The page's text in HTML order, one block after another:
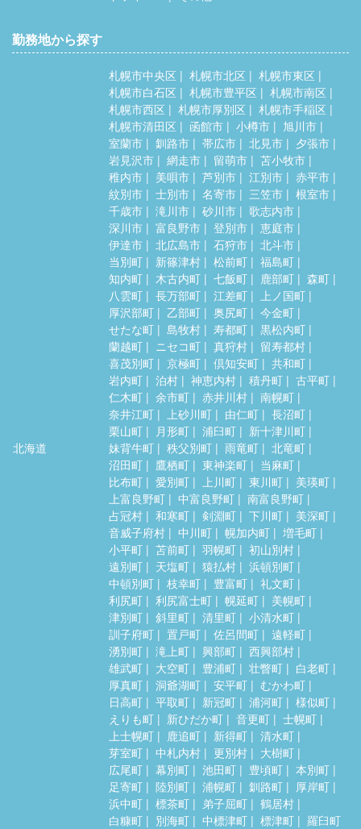
勤務地から探す
北海道
札幌市中央区 札幌市北区
札幌市東区
札幌市白石区
札幌市豊平区
札幌市南区
札幌市西区
札幌市厚別区
札幌市手稲区
札幌市清田区
函館市 小樽市
旭川市
室蘭市
釧路市 帯広市 北見市
夕張市
岩見沢市
網走市 留萌市
苫小牧市
稚内市
美唄市 芦別市 江別市
赤平市
紋別市
士別市 名寄市 三笠市
根室市
千歳市
滝川市 砂川市
歌志内市
深川市
富良野市 登別市
恵庭市
伊達市
北広島市 石狩市
北斗市
当別町
新篠津村 松前町
福島町
知内町
木古内町 七飯町 鹿部町
森町
八雲町
長万部町 江差町
上ノ国町
厚沢部町
乙部町 奥尻町
今金町
せたな町
島牧村 寿都町
黒松内町
蘭越町
ニセコ町 真狩村
留寿都村
喜茂別町
京極町 倶知安町
共和町
岩内町
泊村 神恵内村 積丹町
古平町
仁木町
余市町 赤井川村
南幌町
奈井江町
上砂川町 由仁町
長沼町
栗山町
月形町 浦臼町
新十津川町
妹背牛町
秩父別町 雨竜町
北竜町
沼田町
鷹栖町 東神楽町
当麻町
比布町
愛別町 上川町 東川町
美瑛町
上富良野町
中富良野町
南富良野町
占冠村
和寒町 剣淵町 下川町
美深町
音威子府村
中川町 幌加内町
増毛町
小平町
苫前町 羽幌町
初山別村
遠別町
天塩町 猿払村
浜頓別町
中頓別町
枝幸町 豊富町
礼文町
利尻町
利尻富士町 幌延町
美幌町
津別町
斜里町 清里町
小清水町
訓子府町
置戸町 佐呂間町
遠軽町
湧別町
滝上町 興部町
西興部村
雄武町
大空町 豊浦町 壮瞥町
白老町
厚真町
洞爺湖町 安平町
むかわ町
日高町
平取町 新冠町 浦河町
様似町
えりも町
新ひだか町 音更町
士幌町
上士幌町
鹿追町 新得町
清水町
芽室町
中札内村 更別村
大樹町
広尾町
幕別町 池田町 豊頃町
本別町
足寄町
陸別町 浦幌町 釧路町
厚岸町
浜中町
標茶町 弟子屈町
鶴居村
白糠町
別海町 中標津町 標津町 羅臼町